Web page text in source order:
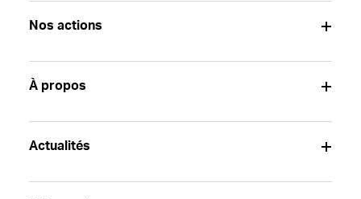
Nos actions
À propos
Actualités